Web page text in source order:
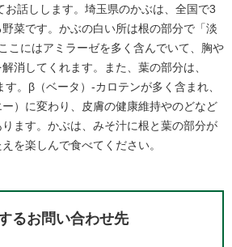
お話しします。埼玉県のかぶは、全国で3
菜です。かぶの白い所は根の部分で「淡
こにはアミラーゼを多く含んでいて、胸や
消してくれます。また、葉の部分は、
す。β（ベータ）-カロテンが多く含まれ、
）に変わり、皮膚の健康維持やのどなど
ます。かぶは、みそ汁に根と葉の部分が
を楽しんで食べてください。
るお問い合わせ先